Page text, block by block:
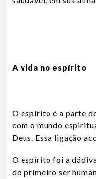
A vida no espírito
O espírito é a parte
com o mundo
Deus. Essa ligação
O espírito foi a
do primeiro ser